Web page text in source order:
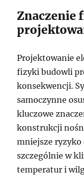
Znaczenie
Projektowanie
fizyki budowli
konsekwencji.
samoczynne
kluczowe
konstrukcji
mniejsze ryzyko
szczególnie w
temperatur i